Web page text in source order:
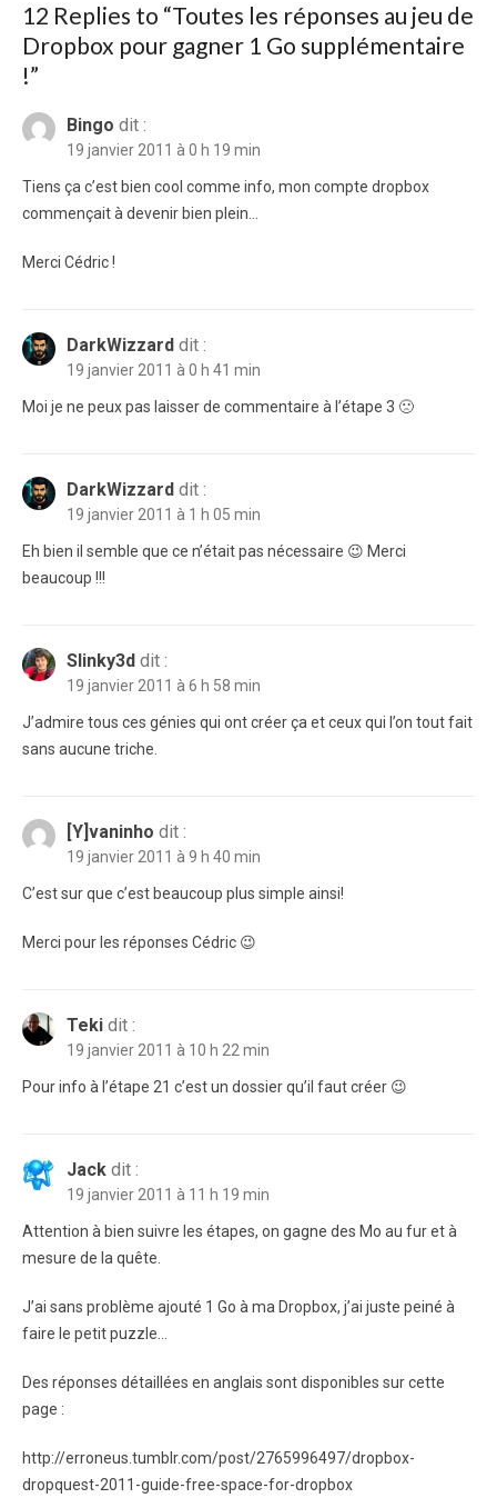
12 Replies to “Toutes les réponses au jeu de
Dropbox pour gagner 1 Go supplémentaire
!”
Bingo dit :
19 janvier 2011 à 0 h 19 min
Tiens ça c’est bien cool comme info, mon compte dropbox
commençait à devenir bien plein…
Merci Cédric !
DarkWizzard dit :
19 janvier 2011 à 0 h 41 min
Moi je ne peux pas laisser de commentaire à l’étape 3 🙁
DarkWizzard dit :
19 janvier 2011 à 1 h 05 min
Eh bien il semble que ce n’était pas nécessaire 😉 Merci
beaucoup !!!
Slinky3d dit :
19 janvier 2011 à 6 h 58 min
J’admire tous ces génies qui ont créer ça et ceux qui l’on tout fait
sans aucune triche.
[Y]vaninho dit :
19 janvier 2011 à 9 h 40 min
C’est sur que c’est beaucoup plus simple ainsi!
Merci pour les réponses Cédric 😉
Teki dit :
19 janvier 2011 à 10 h 22 min
Pour info à l’étape 21 c’est un dossier qu’il faut créer 😉
Jack dit :
19 janvier 2011 à 11 h 19 min
Attention à bien suivre les étapes, on gagne des Mo au fur et à
mesure de la quête.
J’ai sans problème ajouté 1 Go à ma Dropbox, j’ai juste peiné à
faire le petit puzzle…
Des réponses détaillées en anglais sont disponibles sur cette
page :
http://erroneus.tumblr.com/post/2765996497/dropbox-
dropquest-2011-guide-free-space-for-dropbox